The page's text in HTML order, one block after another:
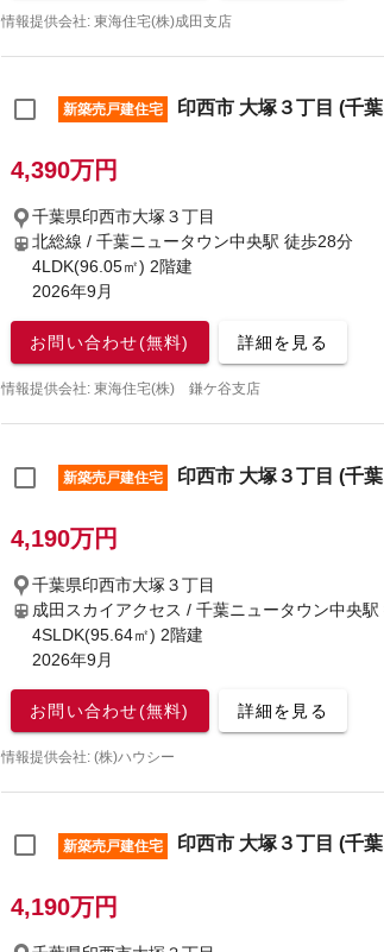
情報提供会社: 東海住宅(株)成田支店
新築売戸建住宅 印西市 大塚３丁目 (千
4,390万円
千葉県印西市大塚３丁目
北総線 / 千葉ニュータウン中央駅 徒歩28分
4LDK(96.05㎡) 2階建
2026年9月
お問い合わせ(無料) 詳細を見る
情報提供会社: 東海住宅(株) 鎌ケ谷支店
新築売戸建住宅 印西市 大塚３丁目 (千
4,190万円
千葉県印西市大塚３丁目
成田スカイアクセス / 千葉ニュータウン中央駅
4SLDK(95.64㎡) 2階建
2026年9月
お問い合わせ(無料) 詳細を見る
情報提供会社: (株)ハウシー
新築売戸建住宅 印西市 大塚３丁目 (千
4,190万円